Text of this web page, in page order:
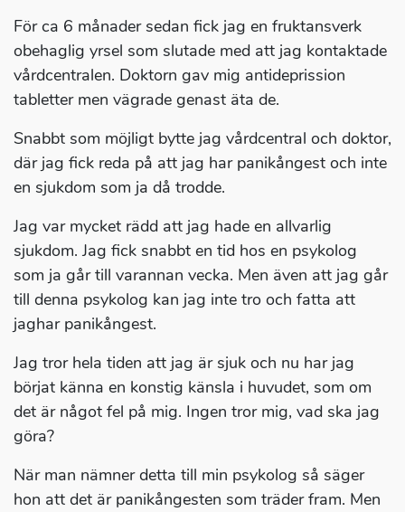
För ca 6 månader sedan fick jag en fruktansverk
obehaglig yrsel som slutade med att jag kontaktade
vårdcentralen. Doktorn gav mig antideprission
tabletter men vägrade genast äta de.
Snabbt som möjligt bytte jag vårdcentral och doktor,
där jag fick reda på att jag har panikångest och inte
en sjukdom som ja då trodde.
Jag var mycket rädd att jag hade en allvarlig
sjukdom. Jag fick snabbt en tid hos en psykolog
som ja går till varannan vecka. Men även att jag går
till denna psykolog kan jag inte tro och fatta att
jaghar panikångest.
Jag tror hela tiden att jag är sjuk och nu har jag
börjat känna en konstig känsla i huvudet, som om
det är något fel på mig. Ingen tror mig, vad ska jag
göra?
När man nämner detta till min psykolog så säger
hon att det är panikångesten som träder fram. Men